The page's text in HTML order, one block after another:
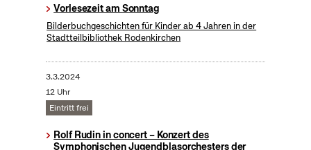
Vorlesezeit am Sonntag
Bilderbuchgeschichten für Kinder ab 4 Jahren in der
Stadtteilbibliothek Rodenkirchen
3.3.2024
12 Uhr
Eintritt frei
Rolf Rudin in concert – Konzert des
Symphonischen Jugendblasorchesters der